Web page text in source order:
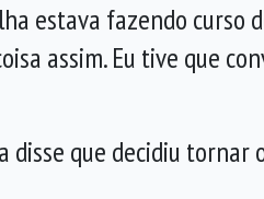
estava fazendo curso
assim. Eu tive que
que decidiu